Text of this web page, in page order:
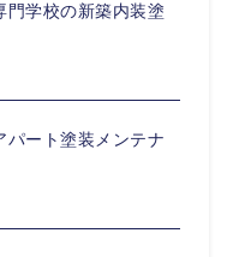
門学校の新築内装塗
パート塗装メンテナ